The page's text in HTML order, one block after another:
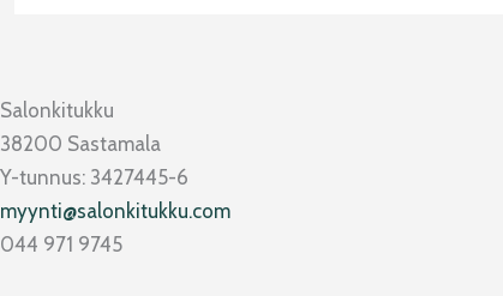
Salonkitukku
38200 Sastamala
Y-tunnus: 3427445-6
myynti@salonkitukku.com
044 971 9745